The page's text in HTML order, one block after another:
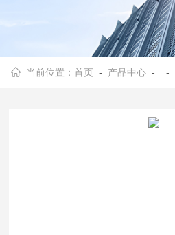
当前位置：首页 - 产品中心 - -